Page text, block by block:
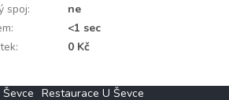
spoj:
ne
:
<1 sec
: 0 Kč
Restaurace U Ševce